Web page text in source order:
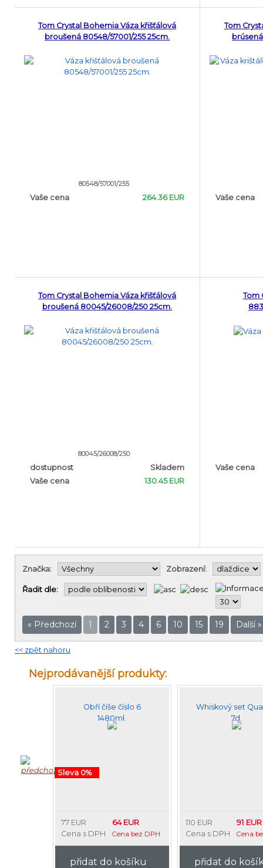
Tom Crystal Bohemia Váza křišťálová
broušená 80548/57001/255 25cm.
80548/57001/255
Vaše cena 264.36 EUR
Tom
Vaše cena
Tom Crystal Bohemia Váza křišťálová
broušená 80045/26008/250 25cm.
80045/26008/250
dostupnost
Skladem
Vaše cena
130.45 EUR
Tom
Vaše cena
Značka: Zobrazení:
Řadit dle:
« Předchozí 1 2 3 4 6 10 15 19 Další »
<< zpět nahoru
Nejprodávanější produkty:
Obří číše číslo 6
1480ml.
Sleva 0%
77 EUR
Cena s DPH
64 EUR
Cena bez DPH
přidat do košíku
Whiskový set
7d.
110 EUR
Cena s DPH
91 EUR
Cena
přidat do